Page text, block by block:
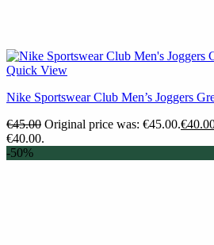
Quick View
Nike Sportswear Club Men’s Joggers
€45.00 Original price was: €45.00.€
€40.00.
-50%